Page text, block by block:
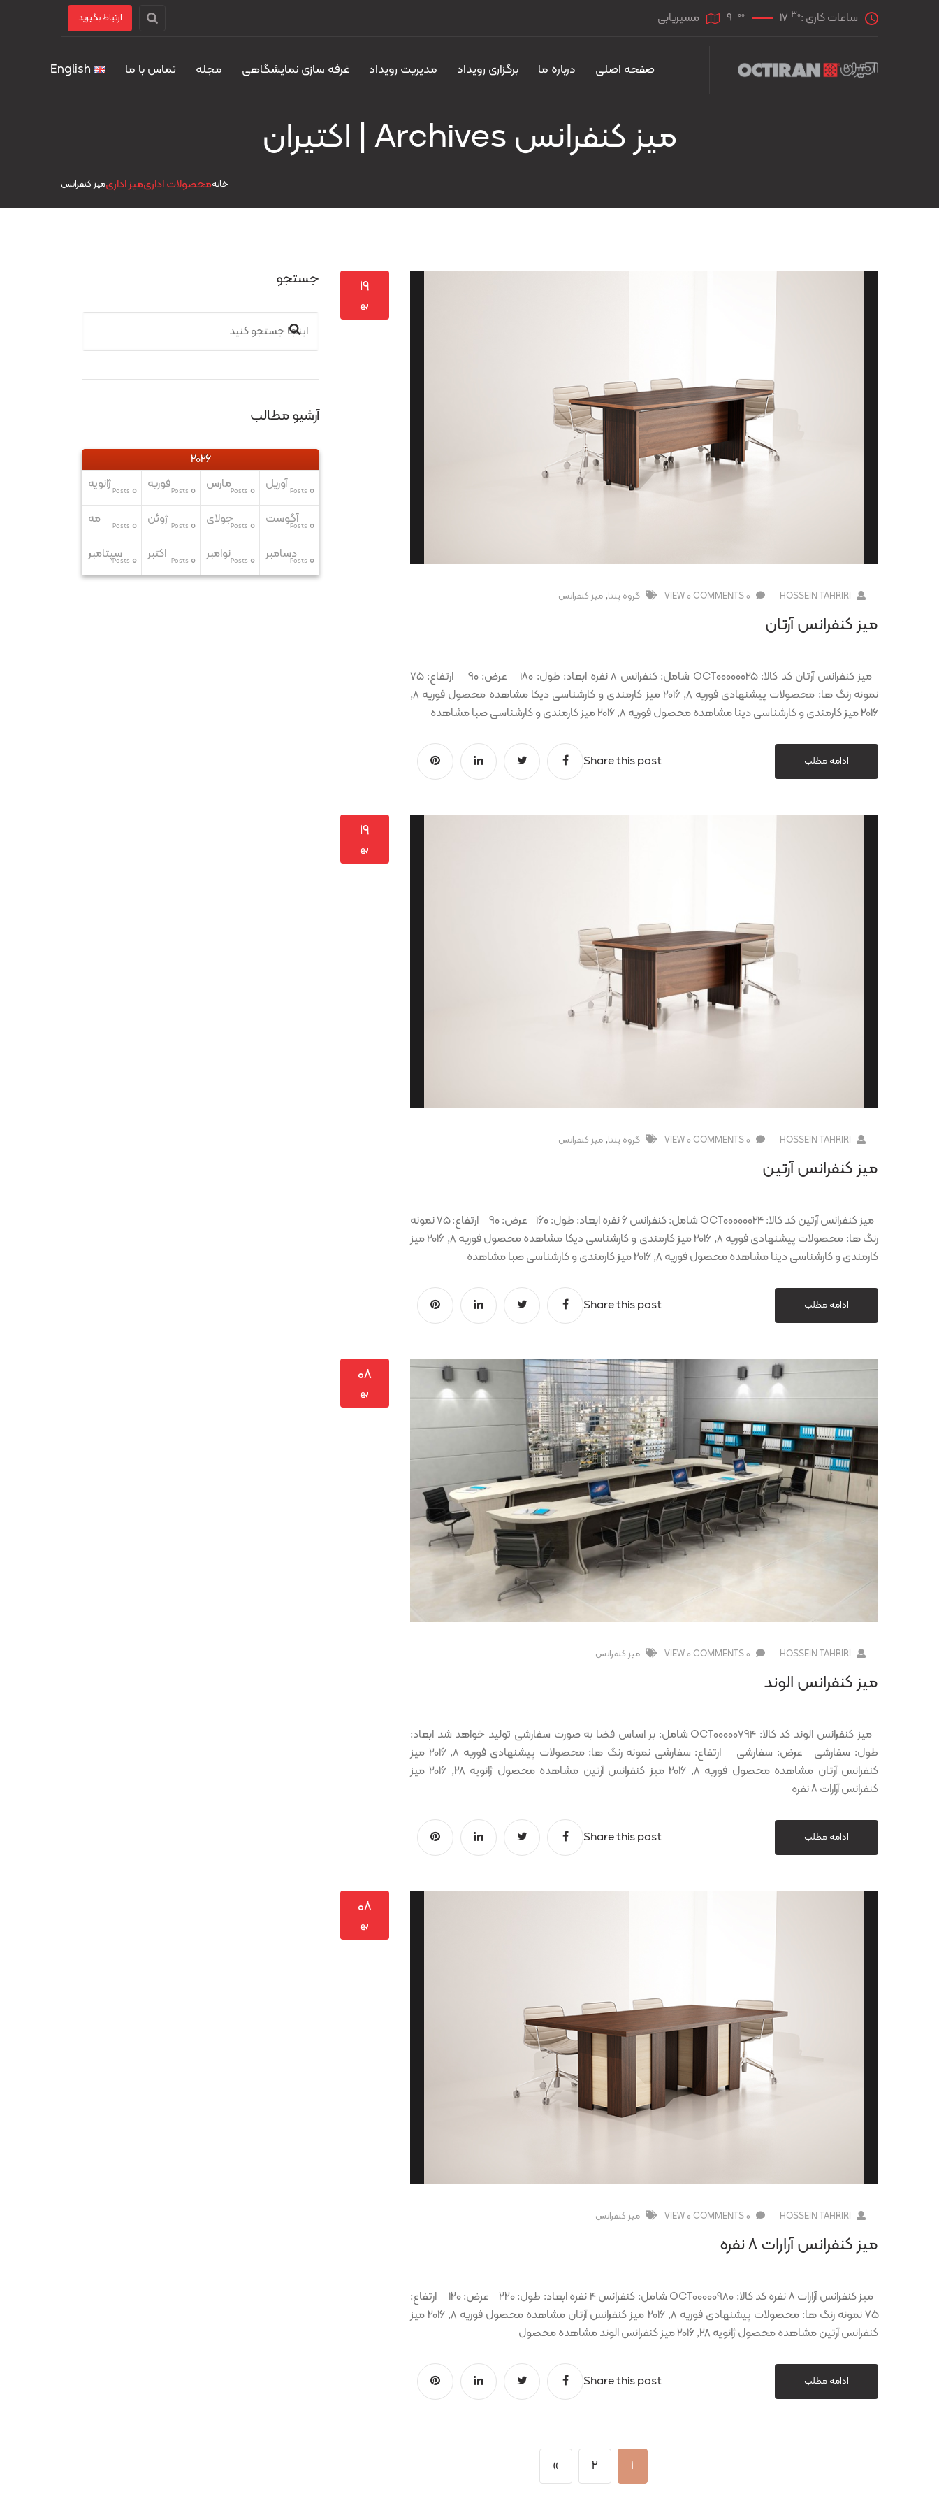
ساعات کاری : 17 30
9 00 مسیریابی ارتباط بگیرید
صفحه اصلی درباره ما برگزاری رویداد مدیریت رویداد غرفه سازی نمایشگاهی مجله تماس با ما English
ميز کنفرانس Archives | اکتیران
خانهمحصولات اداریمیز اداریميز کنفرانس
۱۹
به‍
HOSSEIN TAHRIRI
0 COMMENTS
0 VIEW گروه پنتا, ميز کنفرانس
میز کنفرانس آرتان
میز کنفرانس آرتان کد کالا: OCT00000025 شامل: کنفرانس 8 نفره ابعاد: طول: ۱۸۰ عرض: ۹۰ ارتفاع: ۷۵
نمونه رنگ ها: محصولات پیشنهادی فوریه 8, 2016 میز کارمندی و کارشناسی دیکا مشاهده محصول فوریه 8,
2016 میز کارمندی و کارشناسی دینا مشاهده محصول فوریه 8, 2016 میز کارمندی و کارشناسی صبا مشاهده
ادامه مطلب Share this post
۱۹
به‍
HOSSEIN TAHRIRI
0 COMMENTS
0 VIEW گروه پنتا, ميز کنفرانس
میز کنفرانس آرتین
میز کنفرانس آرتین کد کالا: OCT00000024 شامل: کنفرانس 6 نفره ابعاد: طول: ۱۶۰ عرض: ۹۰ ارتفاع: ۷۵ نمونه
رنگ ها: محصولات پیشنهادی فوریه 8, 2016 میز کارمندی و کارشناسی دیکا مشاهده محصول فوریه 8, 2016 میز
کارمندی و کارشناسی دینا مشاهده محصول فوریه 8, 2016 میز کارمندی و کارشناسی صبا مشاهده
ادامه مطلب Share this post
۰۸
به‍
HOSSEIN TAHRIRI
0 COMMENTS
0 VIEW ميز کنفرانس
میز کنفرانس الوند
میز کنفرانس الوند کد کالا: OCT00000794 شامل: بر اساس فضا به صورت سفارشی تولید خواهد شد ابعاد:
طول: سفارشی عرض: سفارشی ارتفاع: سفارشی نمونه رنگ ها: محصولات پیشنهادی فوریه 8, 2016 میز
کنفرانس آرتان مشاهده محصول فوریه 8, 2016 میز کنفرانس آرتین مشاهده محصول ژانویه 28, 2016 میز
کنفرانس آرارات ۸ نفره
ادامه مطلب Share this post
۰۸
به‍
HOSSEIN TAHRIRI
0 COMMENTS
0 VIEW ميز کنفرانس
میز کنفرانس آرارات ۸ نفره
میز کنفرانس آرارات ۸ نفره کد کالا: OCT00000980 شامل: کنفرانس 4 نفره ابعاد: طول: ۲۲۰ عرض: ۱۲۰ ارتفاع:
۷۵ نمونه رنگ ها: محصولات پیشنهادی فوریه 8, 2016 میز کنفرانس آرتان مشاهده محصول فوریه 8, 2016 میز
کنفرانس آرتین مشاهده محصول ژانویه 28, 2016 میز کنفرانس الوند مشاهده محصول
ادامه مطلب Share this post
1
2
»
جستجو
آرشیو مطالب
2026
ژانویه
0
Posts فوریه 0
Posts مارس 0
Posts آوریل 0
Posts
مه 0
Posts ژوئن 0
Posts جولای 0
Posts آگوست 0
Posts
سپتامبر 0
Posts اکتبر 0
Posts نوامبر 0
Posts دسامبر 0
Posts